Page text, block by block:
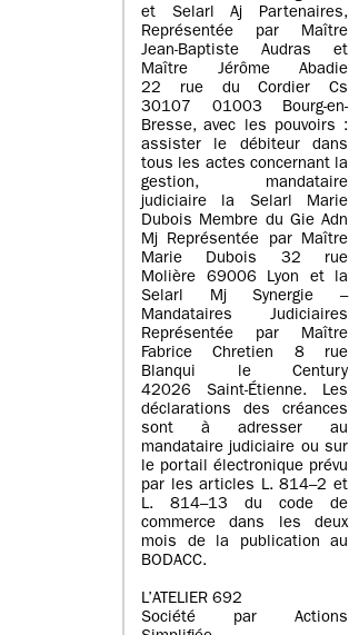
et Selarl Aj Partenaires,
Représentée par Maître
Jean-Baptiste Audras et
Maître Jérôme Abadie
22 rue du Cordier Cs
30107 01003 Bourg-en-
Bresse, avec les pouvoirs :
assister le débiteur dans
tous les actes concernant la
gestion, mandataire
judiciaire la Selarl Marie
Dubois Membre du Gie Adn
Mj Représentée par Maître
Marie Dubois 32 rue
Molière 69006 Lyon et la
Selarl Mj Synergie –
Mandataires Judiciaires
Représentée par Maître
Fabrice Chretien 8 rue
Blanqui le Century
42026 Saint-Étienne. Les
déclarations des créances
sont à adresser au
mandataire judiciaire ou sur
le portail électronique prévu
par les articles L. 814–2 et
L. 814–13 du code de
commerce dans les deux
mois de la publication au
BODACC.
L’ATELIER 692
Société par Actions